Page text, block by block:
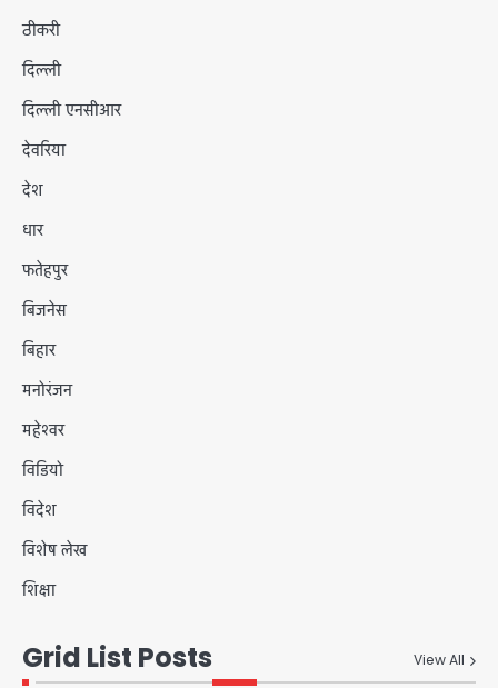
ठीकरी
दिल्ली
दिल्ली एनसीआर
देवरिया
देश
धार
फतेहपुर
बिजनेस
बिहार
मनोरंजन
महेश्वर
विडियो
विदेश
विशेष लेख
शिक्षा
Grid List Posts View All